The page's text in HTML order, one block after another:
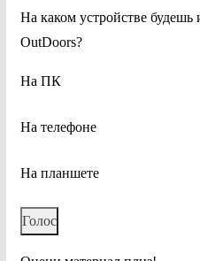
На каком устройстве будешь
OutDoors?
На ПК
На телефоне
На планшете